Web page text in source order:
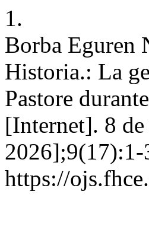
1.
Borba Eguren
Historia.: La
Pastore
[Internet]. 8
https://